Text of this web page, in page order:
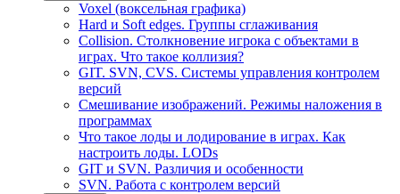
Voxel (воксельная графика)
Hard и Soft edges. Группы сглаживания
Collision. Столкновение игрока с объектами в
играх. Что такое коллизия?
GIT. SVN, CVS. Системы управления контролем
версий
Смешивание изображений. Режимы наложения в
программах
Что такое лоды и лодирование в играх. Как
настроить лоды. LODs
GIT и SVN. Различия и особенности
SVN. Работа с контролем версий